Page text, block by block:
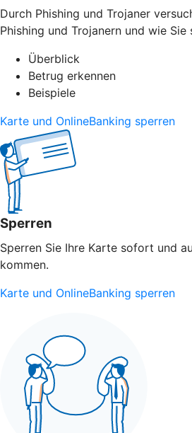
Durch Phishing und Trojaner
Phishing und Trojanern und wie
Überblick
Betrug erkennen
Beispiele
Karte und OnlineBanking sperren
Sperren
Sperren Sie Ihre Karte sofort und
kommen.
Karte und OnlineBanking sperren